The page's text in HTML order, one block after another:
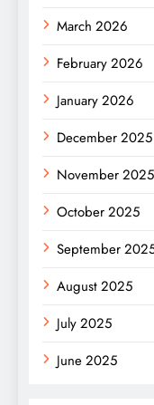
March 2026
February 2026
January 2026
December 2025
November 2025
October 2025
September
August 2025
July 2025
June 2025